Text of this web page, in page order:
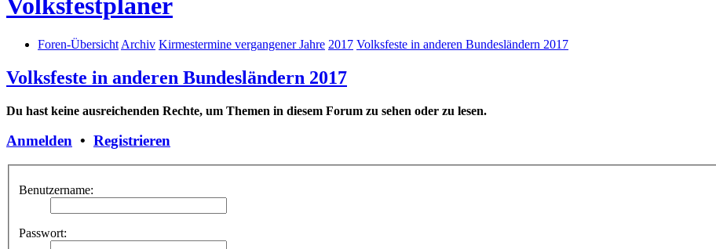
Volksfestplaner
Foren-Übersicht Archiv Kirmestermine vergangener Jahre 2017 Volksfeste in anderen Bundesländern 2017
Volksfeste in anderen Bundesländern 2017
Du hast keine ausreichenden Rechte, um Themen in diesem Forum zu sehen oder zu lesen.
Anmelden • Registrieren
Benutzername:
Passwort: